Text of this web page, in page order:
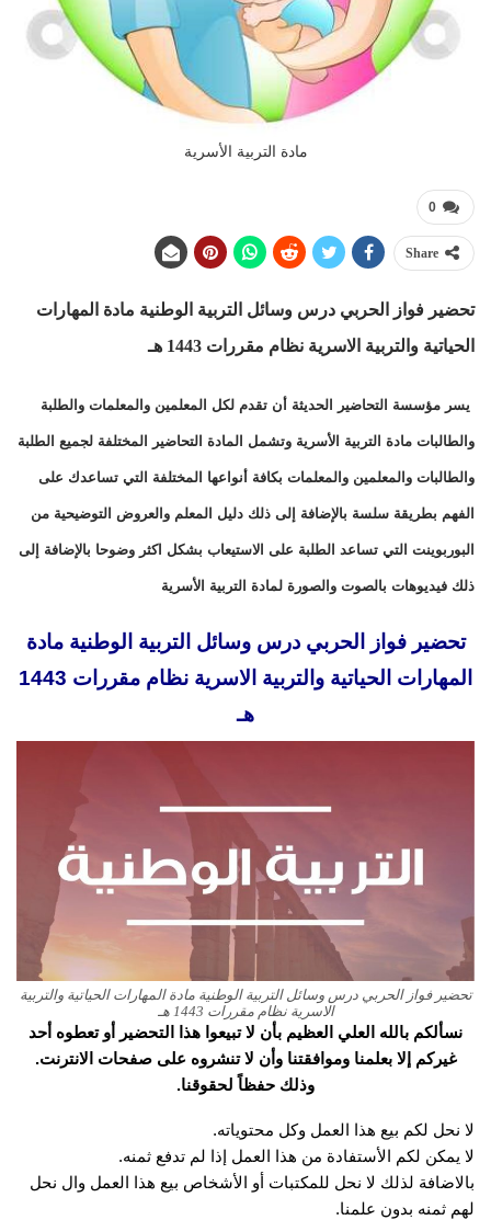
مادة التربية الأسرية
0
Share
تحضير فواز الحربي درس وسائل التربية الوطنية مادة المهارات
الحياتية والتربية الاسرية نظام مقررات
يسر مؤسسة التحاضير الحديثة أن تقدم لكل المعلمين والمعلمات والطلبة
والطالبات مادة التربية الأسرية وتشمل المادة التحاضير المختلفة لجميع الطلبة
والطالبات والمعلمين والمعلمات بكافة أنواعها المختلفة التي تساعدك على
الفهم بطريقة سلسة بالإضافة إلى ذلك دليل المعلم والعروض التوضيحية من
البوربوينت التي تساعد الطلبة على الاستيعاب بشكل اكثر وضوحا بالإضافة إلى
ذلك فيديوهات بالصوت والصورة لمادة التربية الأسرية
تحضير فواز الحربي درس وسائل التربية الوطنية مادة
المهارات الحياتية والتربية الاسرية نظام مقررات 1443
هـ
تحضير فواز الحربي درس وسائل التربية الوطنية مادة المهارات الحياتية والتربية
الاسرية نظام مقررات 1443 هـ
نسألكم بالله العلي العظيم بأن لا تبيعوا هذا التحضير أو تعطوه أحد
غيركم إلا بعلمنا وموافقتنا وأن لا تنشروه على صفحات الانترنت.
وذلك حفظاً لحقوقنا.
لا نحل لكم بيع هذا العمل وكل محتوياته.
لا يمكن لكم الأستفادة من هذا العمل إذا لم تدفع ثمنه.
بالاضافة لذلك لا نحل للمكتبات أو الأشخاص بيع هذا العمل وال نحل
لهم ثمنه بدون علمنا.